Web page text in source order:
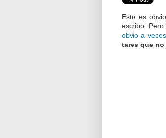
Esto es
escribo. Pero
obvio a
tares que no